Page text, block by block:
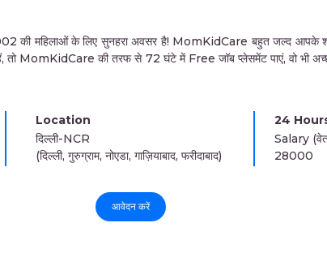
महिलाओं के लिए सुनहरा अवसर है! MomKidCare बहुत जल्द आपके
तो MomKidCare की तरफ से 72 घंटे में Free जॉब प्लेसमेंट पाएं, वो भी
Location
दिल्ली-NCR
(दिल्ली, गुरुग्राम, नोएडा, गाज़ियाबाद, फरीदाबाद)
24
Salary
28000
आवेदन करें